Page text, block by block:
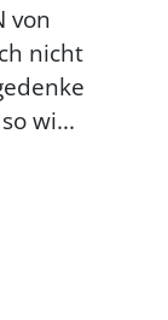
von
nicht
wi...